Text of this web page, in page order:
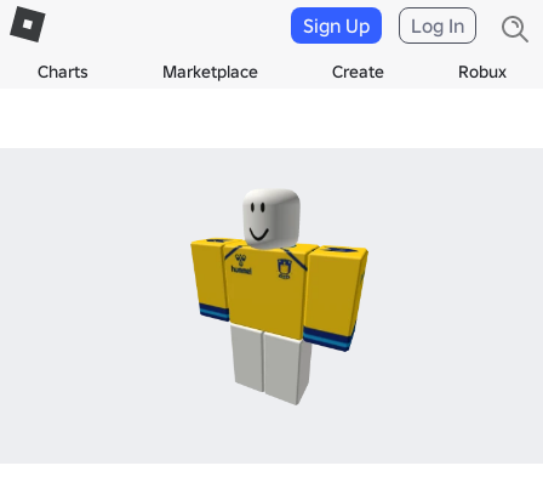
Charts Marketplace Create Robux
Sign Up Log In